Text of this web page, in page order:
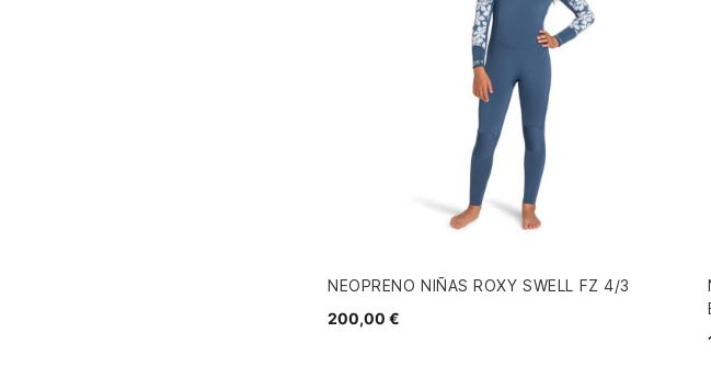
NEOPRENO NIÑAS ROXY SWELL FZ 4/3
200,00 €